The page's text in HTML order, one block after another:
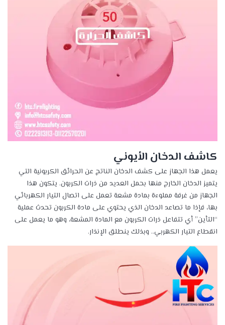
كاشف الدخان الأيوني
يعمل هذا الجهاز على كشف الدخان الناتج عن الحرائق الكربونية التي
يتميز الدخان الخارج منها بحمل العديد من ذرات الكربون. يتكون هذا
الجهاز من غرفة مملوءة بمادة مشعة تعمل على اتصال التيار الكهربائي
بها، فإذا ما تصاعد الدخان الذي يحتوي على مادة الكربون تحدث عملية
“التأين” أي تتفاعل ذرات الكربون مع المادة المشعة، وهو ما يعمل على
انقطاع التيار الكهربي.. وبذلك ينطلق الإنذار.